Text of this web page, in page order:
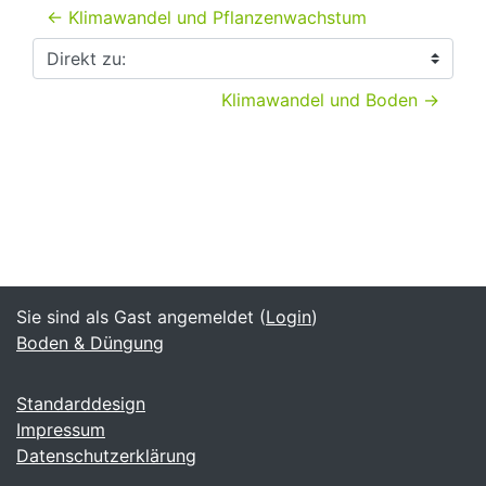
← Klimawandel und Pflanzenwachstum
Direkt zu:
Klimawandel und Boden →
Sie sind als Gast angemeldet (Login)
Boden & Düngung
Standarddesign
Impressum
Datenschutzerklärung